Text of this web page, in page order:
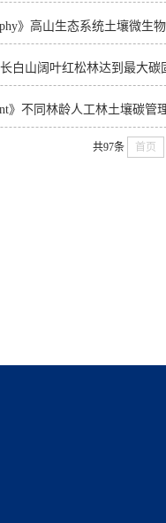
》高山生态系统土壤微生
白山阔叶红松林达到最大碳
》不同林龄人工林土壤碳管
共97条 首页